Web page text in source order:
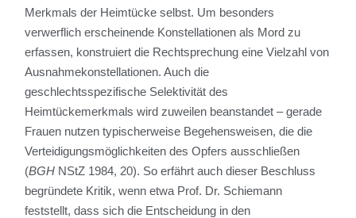
Merkmals der Heimtücke selbst. Um besonders
verwerflich erscheinende Konstellationen als Mord zu
erfassen, konstruiert die Rechtsprechung eine Vielzahl von
Ausnahmekonstellationen. Auch die
geschlechtsspezifische Selektivität des
Heimtückemerkmals wird zuweilen beanstandet – gerade
Frauen nutzen typischerweise Begehensweisen, die die
Verteidigungsmöglichkeiten des Opfers ausschließen
(BGH NStZ 1984, 20). So erfährt auch dieser Beschluss
begründete Kritik, wenn etwa Prof. Dr. Schiemann
feststellt, dass sich die Entscheidung in den